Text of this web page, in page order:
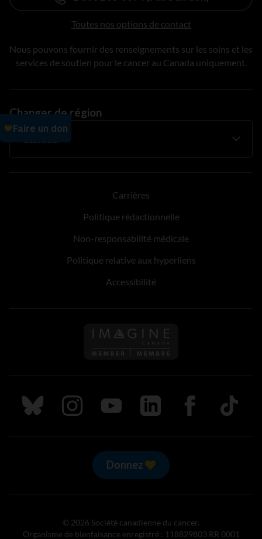
Toutes nos options de contact
Nous pouvons fournir des renseignements sur les soins et les
services de soutien pour le cancer au Canada uniquement.
Changer de région
Carrières
Politique rédactionnelle
Non-responsabilité médicale
Politique relative aux hyperliens
Accessibilité
Suivez nous sur Bluesky
Suivez nous sur Instagram
Suivez nous sur Youtube
Suivez nous sur LinkedIn
Suivez nous sur
TikTok
Donnez
© 2026 Société canadienne du cancer.
Organisme de bienfaisance enregistré : 118829803 RR 0001